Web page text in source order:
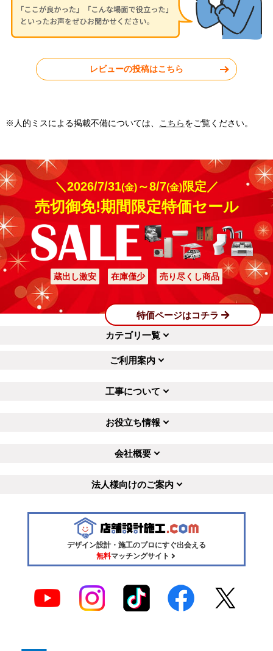
埼玉県さいたま市 千葉県木更津市
工事実績をもっと見る
レビューの投稿はこちら
※人的ミスによる掲載不備については、 こちらをご覧ください。
＼2026/7/31(金)～8/7(金)限定／
売切御免!期間限定特価セール
蔵出し激安 在庫僅少 売り尽くし商品
特価ページはコチラ
カテゴリ一覧
ご利用案内
工事について
お役立ち情報
会社概要
法人様向けのご案内
デザイン設計・施工のプロにすぐ出会える
無料マッチングサイト